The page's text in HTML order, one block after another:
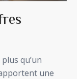
qu’un
une